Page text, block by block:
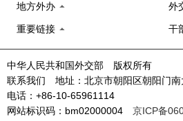
地方外办 外
重要链接 干
中华人民共和国外交部 版权所有
联系我们 地址：北京市朝阳区朝阳门
电话：+86-10-65961114
网站标识码：bm02000004 京ICP备